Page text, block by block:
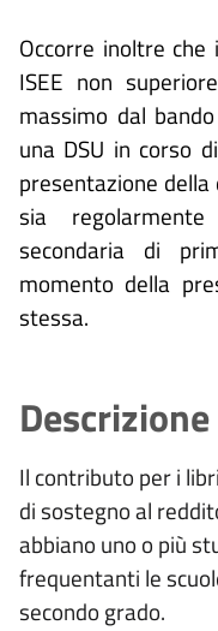
Occorre inoltre
ISEE non
massimo dal
una DSU in corso
presentazione
sia
secondaria di
momento della
stessa.
Descrizione
Il contributo per i
di sostegno al
abbiano uno o più
frequentanti le
secondo grado.